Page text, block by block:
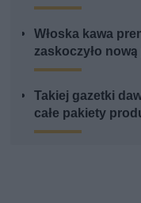
Włoska kawa
zaskoczyło
Takiej gazetki
całe pakiety